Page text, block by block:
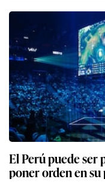
El Perú puede ser
poner orden en